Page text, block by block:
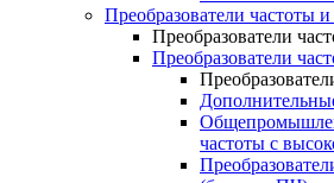
Преобразователи частоты
Преобразователи
Преобразователи
частоты с